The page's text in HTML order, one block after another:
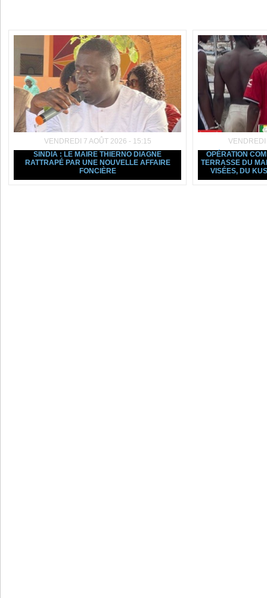
VENDREDI 7 AOÛT 2026 - 15:15
SINDIA : LE MAIRE THIERNO DIAGNE
RATTRAPÉ PAR UNE NOUVELLE AFFAIRE
FONCIÈRE
OPÉRATION
TERRASSE DU
VISÉES, DU